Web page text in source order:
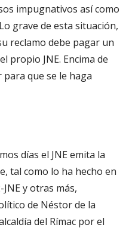
impugnativos así como
grave de esta situación,
reclamo debe pagar un
propio JNE. Encima de
que se le haga
días el JNE emita la
tal como lo ha hecho en
y otras más,
de Néstor de la
del Rímac por el